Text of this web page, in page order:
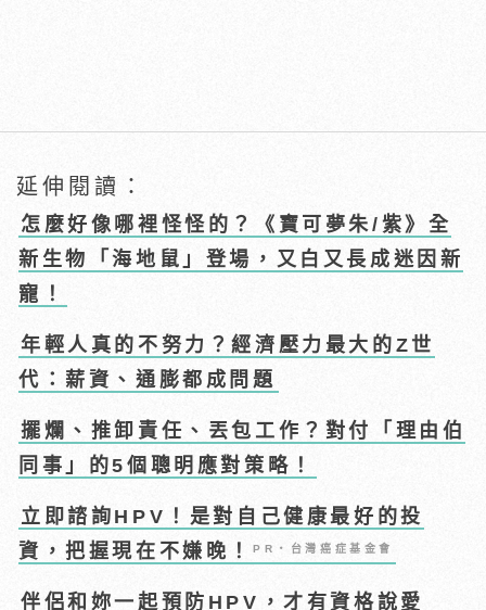
延伸閱讀：
怎麼好像哪裡怪怪的？《寶可夢朱/紫》全
新生物「海地鼠」登場，又白又長成迷因新
寵！
年輕人真的不努力？經濟壓力最大的Z世
代：薪資、通膨都成問題
擺爛、推卸責任、丟包工作？對付「理由伯
同事」的5個聰明應對策略！
立即諮詢HPV！是對自己健康最好的投
資，把握現在不嫌晚！PR・台灣癌症基金會
伴侶和妳一起預防HPV，才有資格說愛